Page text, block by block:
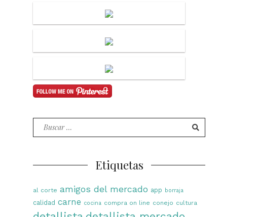
Buscar
por:
Etiquetas
al corte amigos del mercado app borraja
calidad carne cocina compra on line conejo cultura